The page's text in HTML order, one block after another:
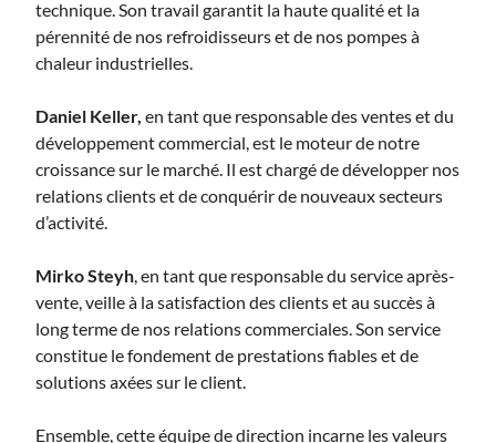
technique. Son travail garantit la haute qualité et la
pérennité de nos refroidisseurs et de nos pompes à
chaleur industrielles.
Daniel Keller, en tant que responsable des ventes et du
développement commercial, est le moteur de notre
croissance sur le marché. Il est chargé de développer nos
relations clients et de conquérir de nouveaux secteurs
d’activité.
Mirko Steyh , en tant que responsable du service après-
vente, veille à la satisfaction des clients et au succès à
long terme de nos relations commerciales. Son service
constitue le fondement de prestations fiables et de
solutions axées sur le client.
Ensemble, cette équipe de direction incarne les valeurs